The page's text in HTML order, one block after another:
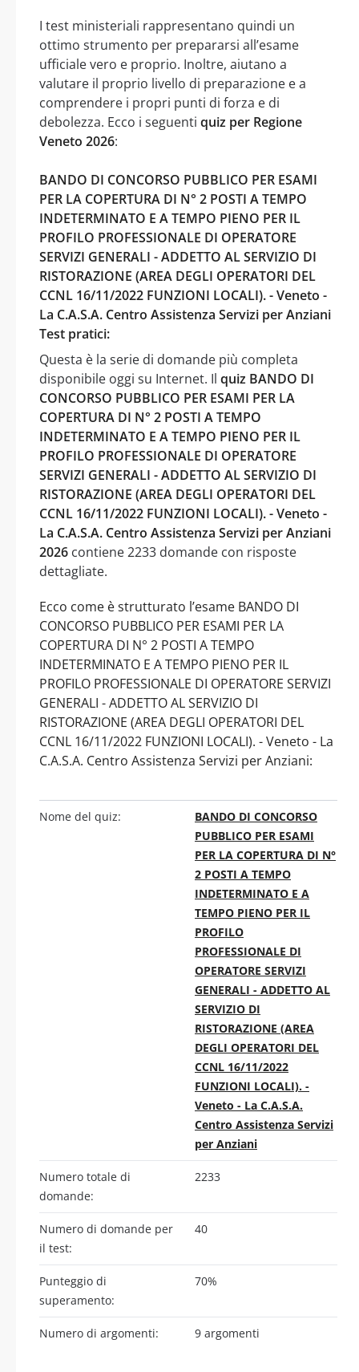
I test ministeriali rappresentano quindi un
ottimo strumento per prepararsi all’esame
ufficiale vero e proprio. Inoltre, aiutano a
valutare il proprio livello di preparazione e a
comprendere i propri punti di forza e di
debolezza. Ecco i seguenti quiz per Regione
Veneto 2026:
BANDO DI CONCORSO PUBBLICO PER ESAMI
PER LA COPERTURA DI N° 2 POSTI A TEMPO
INDETERMINATO E A TEMPO PIENO PER IL
PROFILO PROFESSIONALE DI OPERATORE
SERVIZI GENERALI - ADDETTO AL SERVIZIO DI
RISTORAZIONE (AREA DEGLI OPERATORI DEL
CCNL 16/11/2022 FUNZIONI LOCALI). - Veneto -
La C.A.S.A. Centro Assistenza Servizi per Anziani
Test pratici:
Questa è la serie di domande più completa
disponibile oggi su Internet. Il quiz BANDO DI
CONCORSO PUBBLICO PER ESAMI PER LA
COPERTURA DI N° 2 POSTI A TEMPO
INDETERMINATO E A TEMPO PIENO PER IL
PROFILO PROFESSIONALE DI OPERATORE
SERVIZI GENERALI - ADDETTO AL SERVIZIO DI
RISTORAZIONE (AREA DEGLI OPERATORI DEL
CCNL 16/11/2022 FUNZIONI LOCALI). - Veneto -
La C.A.S.A. Centro Assistenza Servizi per Anziani
2026 contiene 2233 domande con risposte
dettagliate.
Ecco come è strutturato l’esame BANDO DI
CONCORSO PUBBLICO PER ESAMI PER LA
COPERTURA DI N° 2 POSTI A TEMPO
INDETERMINATO E A TEMPO PIENO PER IL
PROFILO PROFESSIONALE DI OPERATORE SERVIZI
GENERALI - ADDETTO AL SERVIZIO DI
RISTORAZIONE (AREA DEGLI OPERATORI DEL
CCNL 16/11/2022 FUNZIONI LOCALI). - Veneto - La
C.A.S.A. Centro Assistenza Servizi per Anziani:
Nome del quiz:
BANDO DI CONCORSO
PUBBLICO PER ESAMI
PER LA COPERTURA DI N°
2 POSTI A TEMPO
INDETERMINATO E A
TEMPO PIENO PER IL
PROFILO
PROFESSIONALE DI
OPERATORE SERVIZI
GENERALI - ADDETTO AL
SERVIZIO DI
RISTORAZIONE (AREA
DEGLI OPERATORI DEL
CCNL 16/11/2022
FUNZIONI LOCALI). -
Veneto - La C.A.S.A.
Centro Assistenza Servizi
per Anziani
Numero totale di
domande:
2233
Numero di domande per
il test:
40
Punteggio di
superamento:
70%
Numero di argomenti: 9 argomenti